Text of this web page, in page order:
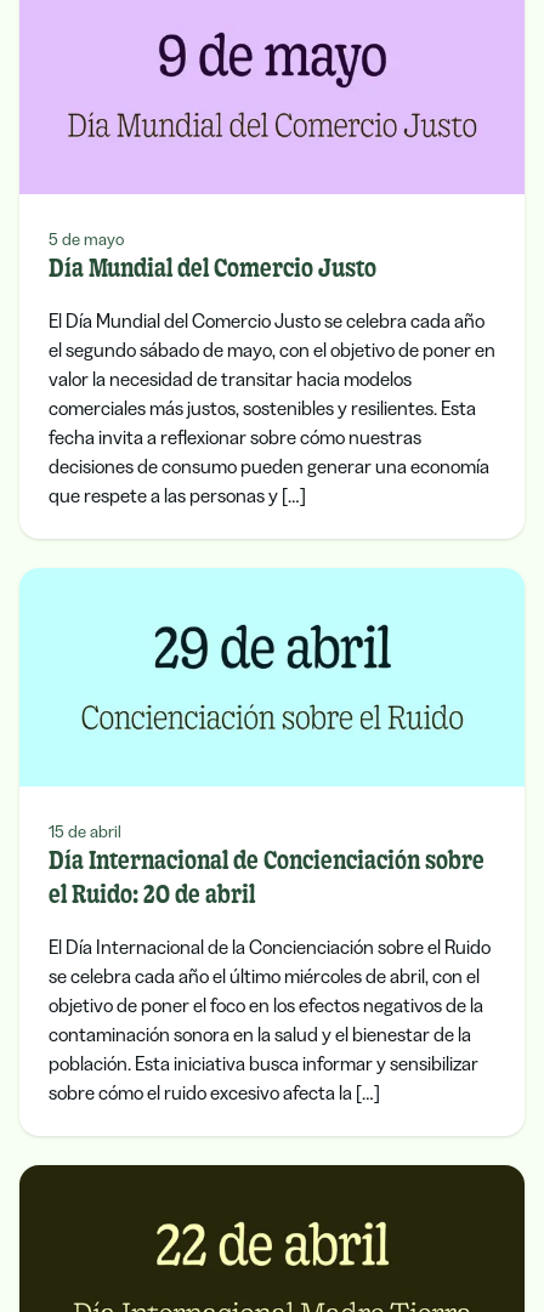
5 de mayo
Día Mundial del Comercio Justo
El Día Mundial del Comercio Justo se celebra cada año
el segundo sábado de mayo, con el objetivo de poner en
valor la necesidad de transitar hacia modelos
comerciales más justos, sostenibles y resilientes. Esta
fecha invita a reflexionar sobre cómo nuestras
decisiones de consumo pueden generar una economía
que respete a las personas y […]
15 de abril
Día Internacional de Concienciación sobre
el Ruido: 20 de abril
El Día Internacional de la Concienciación sobre el Ruido
se celebra cada año el último miércoles de abril, con el
objetivo de poner el foco en los efectos negativos de la
contaminación sonora en la salud y el bienestar de la
población. Esta iniciativa busca informar y sensibilizar
sobre cómo el ruido excesivo afecta la […]